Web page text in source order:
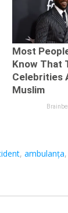
, ambulanţa,